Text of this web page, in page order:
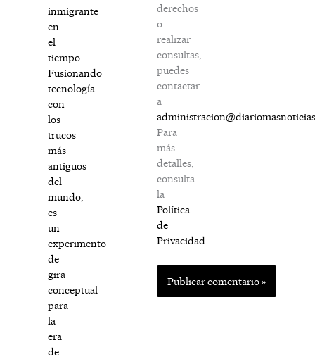
inmigrante
en
el
tiempo.
Fusionando
tecnología
con
los
trucos
más
antiguos
del
mundo,
es
un
experimento
de
gira
conceptual
para
la
era
de
derechos
o
realizar
consultas,
puedes
contactar
a
Para
más
detalles,
consulta
la
Política
de
Privacidad